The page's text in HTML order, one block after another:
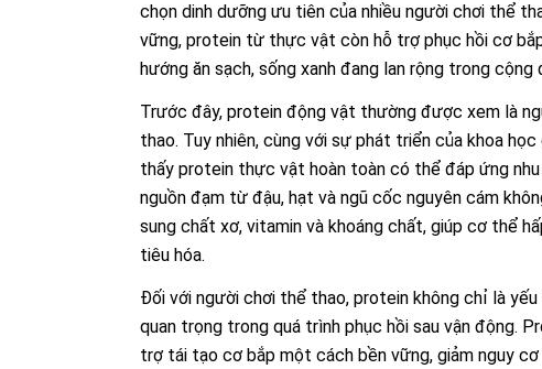
chọn dinh dưỡng ưu tiên của nhiều người chơi thể
vững, protein từ thực vật còn hỗ trợ phục hồi cơ
hướng ăn sạch, sống xanh đang lan rộng trong cộng
Trước đây, protein động vật thường được xem là
thao. Tuy nhiên, cùng với sự phát triển của khoa
thấy protein thực vật hoàn toàn có thể đáp ứng
nguồn đạm từ đậu, hạt và ngũ cốc nguyên cám
sung chất xơ, vitamin và khoáng chất, giúp cơ thể
tiêu hóa.
Đối với người chơi thể thao, protein không chỉ là
quan trọng trong quá trình phục hồi sau vận động.
trợ tái tạo cơ bắp một cách bền vững, giảm nguy